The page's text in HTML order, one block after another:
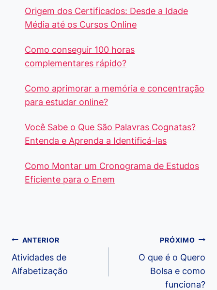
Origem dos Certificados: Desde a Idade
Média até os Cursos Online
Como conseguir 100 horas
complementares rápido?
Como aprimorar a memória e concentração
para estudar online?
Você Sabe o Que São Palavras Cognatas?
Entenda e Aprenda a Identificá-las
Como Montar um Cronograma de Estudos
Eficiente para o Enem
Navegação
de
Post
ANTERIOR
Atividades de
Alfabetização
PRÓXIMO
O que é o Quero
Bolsa e como
funciona?